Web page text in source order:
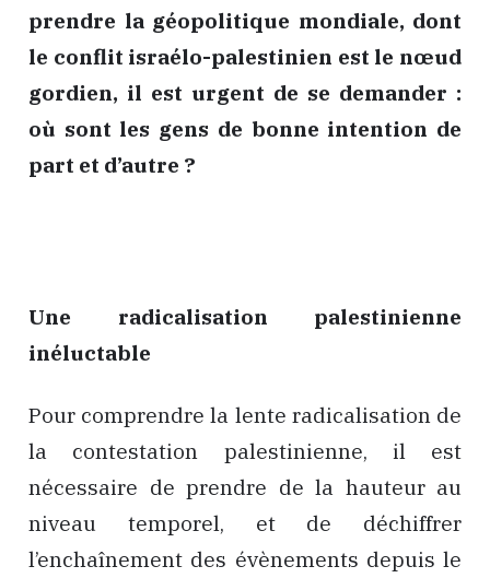
prendre la géopolitique mondiale, dont
le conflit israélo-palestinien est le nœud
gordien, il est urgent de se demander :
où sont les gens de bonne intention de
part et d’autre ?
Une radicalisation palestinienne
inéluctable
Pour comprendre la lente radicalisation de
la contestation palestinienne, il est
nécessaire de prendre de la hauteur au
niveau temporel, et de déchiffrer
l’enchaînement des évènements depuis le